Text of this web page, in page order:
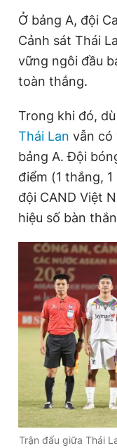
Tiện ích
Thông tin tòa
Đọc Thanh Niên
Theo dõi báo trên
Hotline
0906 645 777
Đặt báo Quảng
Tổng biên tập:
Phó tổng biên tập
Phó tổng biên tập:
Phó tổng biên tập:
Tổng thư ký tòa soạn:
Ở bảng A, đội
Cảnh sát Thái
vững ngôi đầu
toàn thắng.
Trong khi đó,
Thái Lan vẫn có
bảng A. Đội
điểm (1 thắng,
đội CAND Việt
hiệu số bàn
Trận đấu giữa Thái